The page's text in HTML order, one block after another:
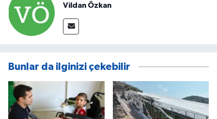
Vildan Özkan
Bunlar da ilginizi çekebilir